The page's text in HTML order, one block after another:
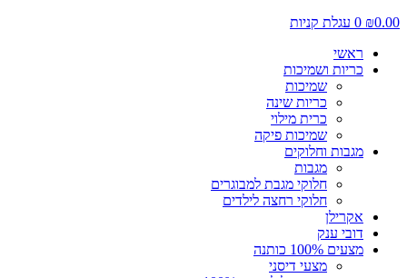
₪0.00
0 עגלת קניות
ראשי
כריות ושמיכות
שמיכות
כריות שינה
כרית מילוי
שמיכות פיקה
מגבות וחלוקים
מגבות
חלוקי מגבת למבוגרים
חלוקי רחצה לילדים
אקרילן
דובי ענק
מצעים 100% כותנה
מצעי דיסני